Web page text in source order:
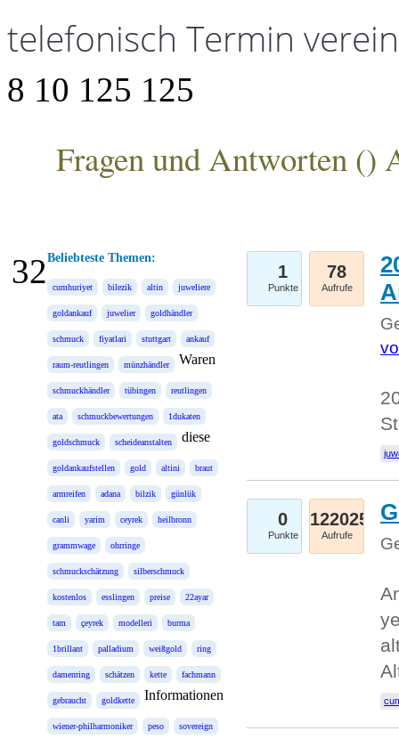
telefonisch Termin
8 10 125 125
Fragen und Antworten ()
Beliebteste Themen:
cumhuriyet bilezik altin juweliere
goldankauf juwelier goldhändler
schmuck fiyatlari stuttgart ankauf
raum-reutlingen münzhändler
schmuckhändler tübingen reutlingen
ata schmuckbewertungen 1dukaten
goldschmuck scheideanstalten
goldankaufstellen gold altini braut
armreifen adana bilzik günlük
canli yarim ceyrek heilbronn
grammwage ohrringe
schmuckschätzung silberschmuck
kostenlos esslingen preise 22ayar
tam çeyrek modelleri burma
1brillant palladium weißgold ring
damenring schätzen kette fachmann
gebraucht goldkette
wiener-philharmoniker peso sovereign
Waren
diese
Informationen
1
Punkte
78
Aufrufe
0
Punkte
122025
Aufrufe
32